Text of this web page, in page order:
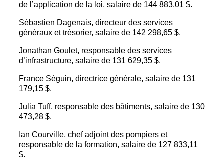
de l’application de la loi, salaire de 144 883,01 $.
Sébastien Dagenais, directeur des services
généraux et trésorier, salaire de 142 298,65 $.
Jonathan Goulet, responsable des services
d’infrastructure, salaire de 131 629,35 $.
France Séguin, directrice générale, salaire de 131
179,15 $.
Julia Tuff, responsable des bâtiments, salaire de 130
473,28 $.
Ian Courville, chef adjoint des pompiers et
responsable de la formation, salaire de 127 833,11
$.